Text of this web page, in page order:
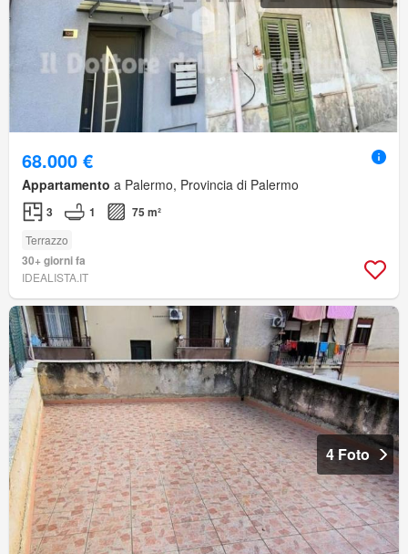
68.000 €
Appartamento a Palermo, Provincia di Palermo
3 1 75 m²
Terrazzo
30+ giorni fa
IDEALISTA.IT
4 Foto